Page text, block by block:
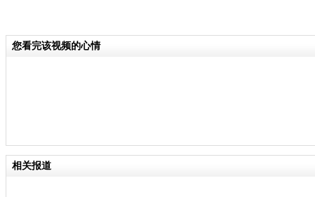
您看完该视频的心情
相关报道